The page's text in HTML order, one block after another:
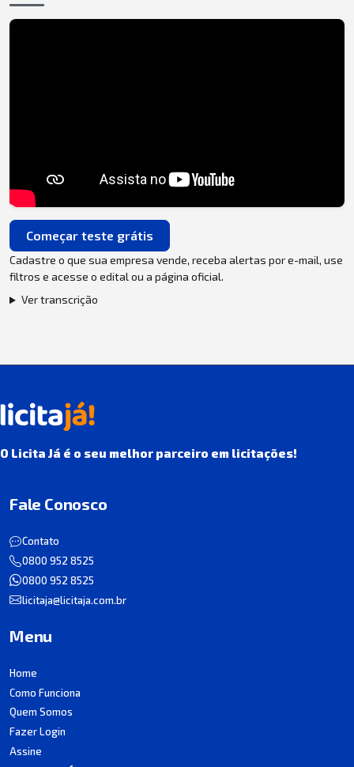
Começar teste grátis
Cadastre o que sua empresa vende, receba alertas por e-mail, use
filtros e acesse o edital ou a página oficial.
Ver transcrição
O Licita Já é o seu melhor parceiro em licitações!
Fale Conosco
Contato
0800 952 8525
0800 952 8525
licitaja@licitaja.com.br
Menu
Home
Como Funciona
Quem Somos
Fazer Login
Assine